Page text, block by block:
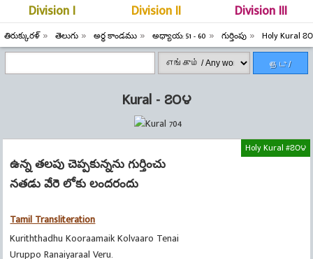
Division I Division II Division III
తిరుక్కురళ్ తెలుగు అర్థ కాండము అధ్యాయ: 51 - 60 గుర్తింపు Holy Kural
தேடு /
Kural - ౭౦౪
Holy Kural #౭౦౪
ఉన్న తలపు చెప్పకున్నను గుర్తించు
నతడు వేరె లోకు లందరందు
Tamil Transliteration
Kuriththadhu Kooraamaik Kolvaaro Tenai
Uruppo Ranaiyaraal Veru.